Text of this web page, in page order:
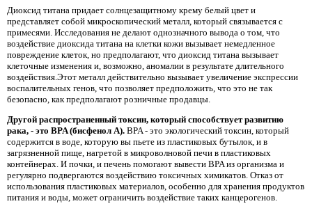
Диоксид титана придает солнцезащитному крему белый цвет и
представляет собой микроскопический металл, который связывается с
примесями. Исследования не делают однозначного вывода о том, что
воздействие диоксида титана на клетки кожи вызывает немедленное
повреждение клеток, но предполагают, что диоксид титана вызывает
клеточные изменения и, возможно, аномалии в результате длительного
воздействия.Этот металл действительно вызывает увеличение экспрессии
воспалительных генов, что позволяет предположить, что это не так
безопасно, как предполагают розничные продавцы.
Другой распространенный токсин, который способствует развитию
рака, - это BPA (бисфенол А). BPA - это экологический токсин, который
содержится в воде, которую вы пьете из пластиковых бутылок, и в
загрязненной пище, нагретой в микроволновой печи в пластиковых
контейнерах. И почки, и печень помогают вывести BPA из организма и
регулярно подвергаются воздействию токсичных химикатов. Отказ от
использования пластиковых материалов, особенно для хранения продуктов
питания и воды, может ограничить воздействие таких канцерогенов.